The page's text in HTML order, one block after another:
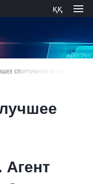
ққ
СПОРТИВНОЕ И ФИНАНСОВОЕ